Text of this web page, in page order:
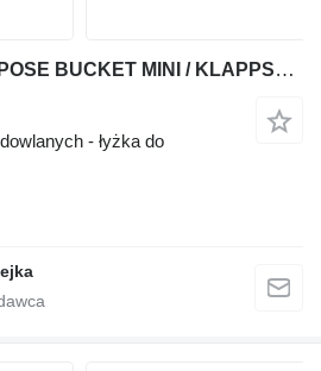
SID 4 IN 1 MULTIPURPOSE BUCKET MINI / KLAPPSCHAUFEL 4IN1 1,4 m (L4W1
- łyżka do